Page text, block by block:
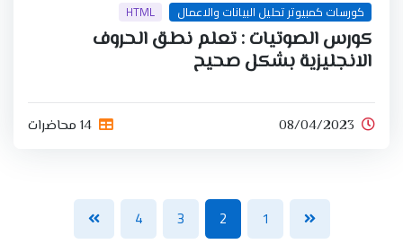
كورسات كمبيوتر تحليل البيانات والاعمال HTML
كورس الصوتيات : تعلم نطق الحروف
الانجليزية بشكل صحيح
08/04/2023 14 محاضرات
1
2
3
4